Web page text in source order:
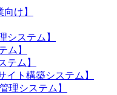
け】
システム】
ム】
テム】
イト構築システム】
理システム】